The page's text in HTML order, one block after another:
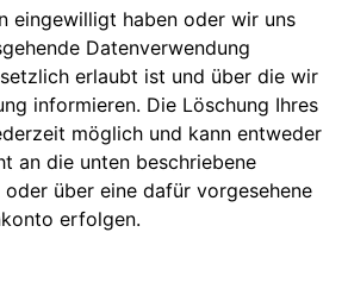
eingewilligt haben oder wir uns
Datenverwendung
erlaubt ist und über die wir
informieren. Die Löschung Ihres
möglich und kann entweder
an die unten beschriebene
über eine dafür vorgesehene
erfolgen.